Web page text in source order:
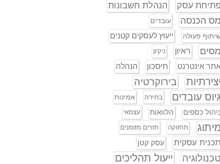
פתיחת עסק הנהלת חשבונות
מס הכנסה
עובדים
פעולה
ייעוץ לעסקים קטנים
מסים ראיון ניקיון
אינטרנט חיסכון הנהלה
יצירתיות בירוקרטיה
גיוס עובדים בחירה אמינות
ניהול כספים הלוואות עצמאי
מיתוג תחזוקה תזרים מזומנים
תכנית עסקית עסק קטן
טכנולוגיה ייעול תהליכים